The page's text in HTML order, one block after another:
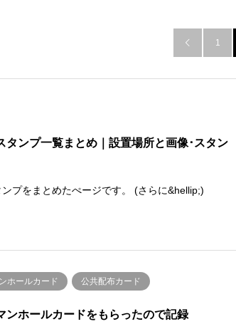
 1
タンプ一覧まとめ｜設置場所と画像･スタン
プをまとめたぺージです。 (さらに&hellip;)
ホールカード 公共配布カード
ンホールカードをもらったので記録